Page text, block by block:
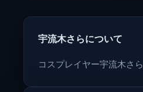
宇流木さらについて
コスプレイヤー宇流木さ